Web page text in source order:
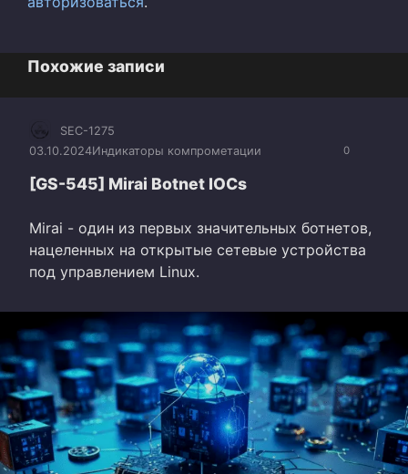
Похожие записи
0
SEC-1275
03.10.2024Индикаторы компрометации
[GS-545] Mirai Botnet IOCs
Mirai - один из первых значительных ботнетов,
нацеленных на открытые сетевые устройства
под управлением Linux.